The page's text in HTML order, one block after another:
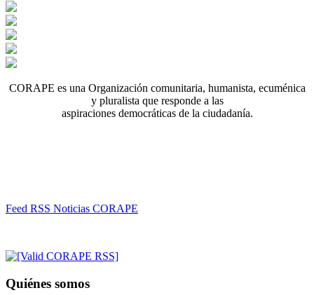
CORAPE es una Organización comunitaria, humanista, ecuménica
y pluralista que responde a las
aspiraciones democráticas de la ciudadanía.
Feed RSS Noticias CORAPE
Quiénes somos